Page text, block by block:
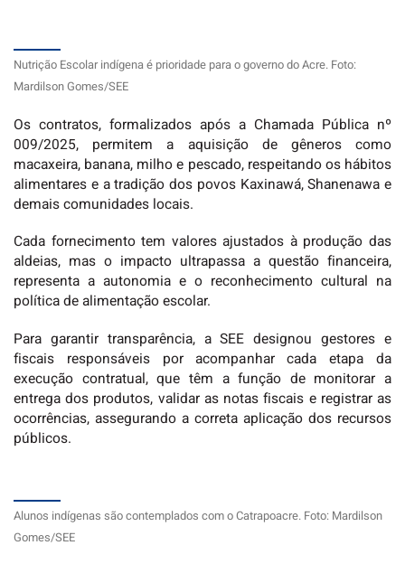
Nutrição Escolar indígena é prioridade para o governo do Acre. Foto:
Mardilson Gomes/SEE
Os contratos, formalizados após a Chamada Pública nº
009/2025, permitem a aquisição de gêneros como
macaxeira, banana, milho e pescado, respeitando os hábitos
alimentares e a tradição dos povos Kaxinawá, Shanenawa e
demais comunidades locais.
Cada fornecimento tem valores ajustados à produção das
aldeias, mas o impacto ultrapassa a questão financeira,
representa a autonomia e o reconhecimento cultural na
política de alimentação escolar.
Para garantir transparência, a SEE designou gestores e
fiscais responsáveis por acompanhar cada etapa da
execução contratual, que têm a função de monitorar a
entrega dos produtos, validar as notas fiscais e registrar as
ocorrências, assegurando a correta aplicação dos recursos
públicos.
Alunos indígenas são contemplados com o Catrapoacre. Foto: Mardilson
Gomes/SEE